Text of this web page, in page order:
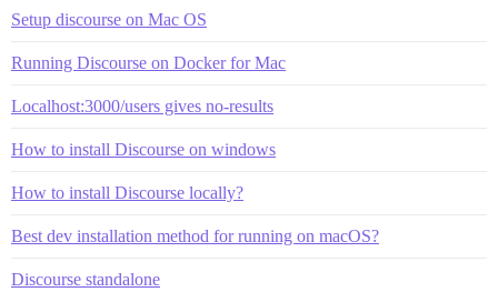
Setup discourse on Mac OS
Running Discourse on Docker for Mac
Localhost:3000/users gives no-results
How to install Discourse on windows
How to install Discourse locally?
Best dev installation method for running on macOS?
Discourse standalone